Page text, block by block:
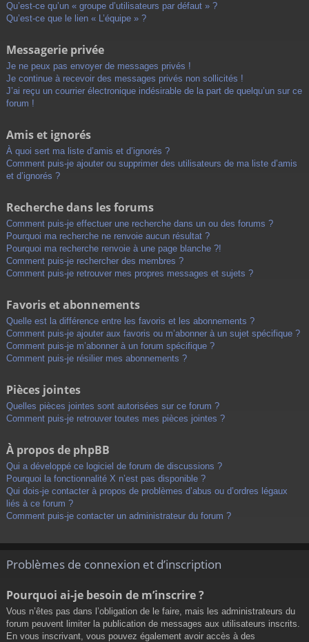
Qu’est-ce qu’un « groupe d’utilisateurs par défaut » ?
Qu’est-ce que le lien « L’équipe » ?
Messagerie privée
Je ne peux pas envoyer de messages privés !
Je continue à recevoir des messages privés non sollicités !
J’ai reçu un courrier électronique indésirable de la part de quelqu’un sur ce
forum !
Amis et ignorés
À quoi sert ma liste d’amis et d’ignorés ?
Comment puis-je ajouter ou supprimer des utilisateurs de ma liste d’amis
et d’ignorés ?
Recherche dans les forums
Comment puis-je effectuer une recherche dans un ou des forums ?
Pourquoi ma recherche ne renvoie aucun résultat ?
Pourquoi ma recherche renvoie à une page blanche ?!
Comment puis-je rechercher des membres ?
Comment puis-je retrouver mes propres messages et sujets ?
Favoris et abonnements
Quelle est la différence entre les favoris et les abonnements ?
Comment puis-je ajouter aux favoris ou m’abonner à un sujet spécifique ?
Comment puis-je m’abonner à un forum spécifique ?
Comment puis-je résilier mes abonnements ?
Pièces jointes
Quelles pièces jointes sont autorisées sur ce forum ?
Comment puis-je retrouver toutes mes pièces jointes ?
À propos de phpBB
Qui a développé ce logiciel de forum de discussions ?
Pourquoi la fonctionnalité X n’est pas disponible ?
Qui dois-je contacter à propos de problèmes d’abus ou d’ordres légaux
liés à ce forum ?
Comment puis-je contacter un administrateur du forum ?
Problèmes de connexion et d’inscription
Pourquoi ai-je besoin de m’inscrire ?
Vous n’êtes pas dans l’obligation de le faire, mais les administrateurs du
forum peuvent limiter la publication de messages aux utilisateurs inscrits.
En vous inscrivant, vous pouvez également avoir accès à des